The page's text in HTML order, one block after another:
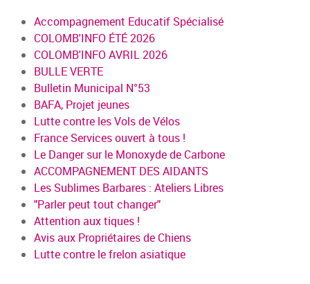
Accompagnement Educatif Spécialisé
COLOMB'INFO ÉTÉ 2026
COLOMB'INFO AVRIL 2026
BULLE VERTE
Bulletin Municipal N°53
BAFA, Projet jeunes
Lutte contre les Vols de Vélos
France Services ouvert à tous !
Le Danger sur le Monoxyde de Carbone
ACCOMPAGNEMENT DES AIDANTS
Les Sublimes Barbares : Ateliers Libres
"Parler peut tout changer"
Attention aux tiques !
Avis aux Propriétaires de Chiens
Lutte contre le frelon asiatique